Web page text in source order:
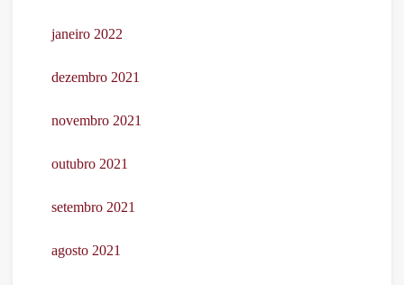
janeiro 2022
dezembro 2021
novembro 2021
outubro 2021
setembro 2021
agosto 2021